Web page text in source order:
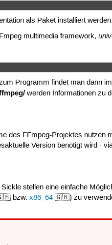
als Paket installiert werden:
multimedia framework,
Programm findet man dann
werden Informationen zu
des FFmpeg-Projektes
Version benötigt wird -
stellen eine einfache
bzw.x86_64 🇬🇧) zu